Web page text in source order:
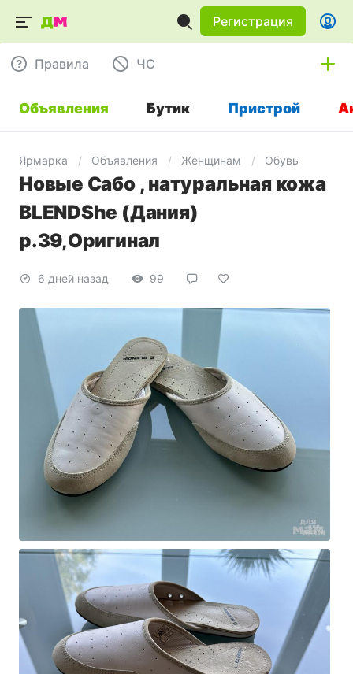
Регистрация
Правила ЧC
Объявления Бутик Пристрой
Ярмарка Объявления Женщинам Обувь
Новые Сабо , натуральная кожа
BLENDShe (Дания)
р.39,Оригинал
6 дней назад 99